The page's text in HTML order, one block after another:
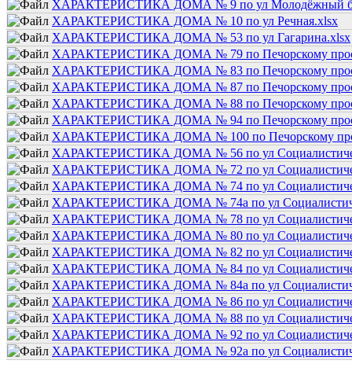
ХАРАКТЕРИСТИКА ДОМА № 9 по ул Молодёжный
ХАРАКТЕРИСТИКА ДОМА № 10 по ул Речная.xlsx
ХАРАКТЕРИСТИКА ДОМА № 53 по ул Гагарина.xlsx
ХАРАКТЕРИСТИКА ДОМА № 79 по Печорскому
ХАРАКТЕРИСТИКА ДОМА № 83 по Печорскому
ХАРАКТЕРИСТИКА ДОМА № 87 по Печорскому
ХАРАКТЕРИСТИКА ДОМА № 88 по Печорскому
ХАРАКТЕРИСТИКА ДОМА № 94 по Печорскому
ХАРАКТЕРИСТИКА ДОМА № 100 по Печорскому
ХАРАКТЕРИСТИКА ДОМА № 56 по ул
ХАРАКТЕРИСТИКА ДОМА № 72 по ул
ХАРАКТЕРИСТИКА ДОМА № 74 по ул
ХАРАКТЕРИСТИКА ДОМА № 74а по ул
ХАРАКТЕРИСТИКА ДОМА № 78 по ул
ХАРАКТЕРИСТИКА ДОМА № 80 по ул
ХАРАКТЕРИСТИКА ДОМА № 82 по ул
ХАРАКТЕРИСТИКА ДОМА № 84 по ул
ХАРАКТЕРИСТИКА ДОМА № 84а по ул
ХАРАКТЕРИСТИКА ДОМА № 86 по ул
ХАРАКТЕРИСТИКА ДОМА № 88 по ул
ХАРАКТЕРИСТИКА ДОМА № 92 по ул
ХАРАКТЕРИСТИКА ДОМА № 92а по ул